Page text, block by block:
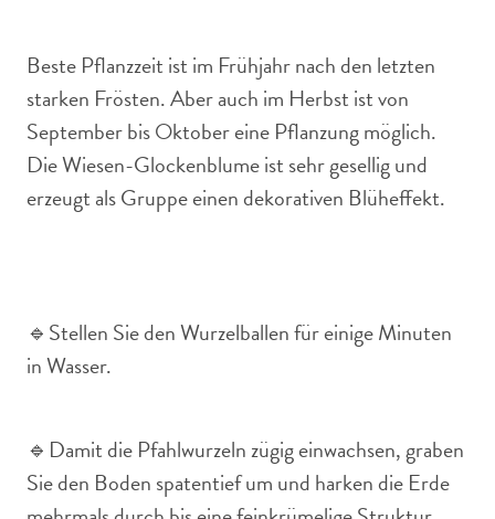
Beste Pflanzzeit ist im Frühjahr nach den letzten
starken Frösten. Aber auch im Herbst ist von
September bis Oktober eine Pflanzung möglich.
Die Wiesen-Glockenblume ist sehr gesellig und
erzeugt als Gruppe einen dekorativen Blüheffekt.
🔹Stellen Sie den Wurzelballen für einige Minuten
in Wasser.
🔹Damit die Pfahlwurzeln zügig einwachsen, graben
Sie den Boden spatentief um und harken die Erde